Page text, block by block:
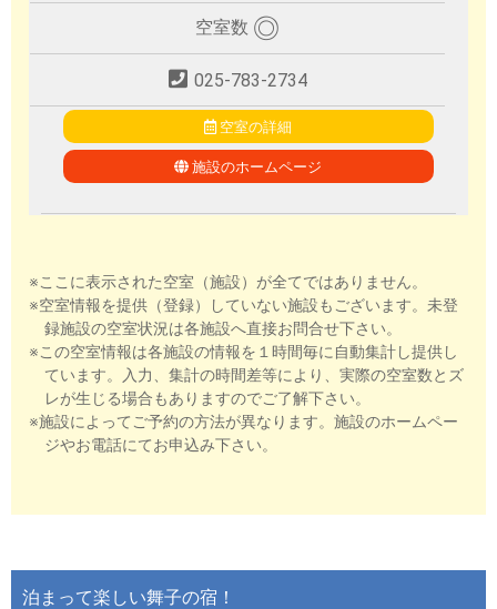
空室数 ◎
025-783-2734
空室の詳細
施設のホームページ
※ここに表示された空室（施設）が全てではありません。
※空室情報を提供（登録）していない施設もございます。未登
録施設の空室状況は各施設へ直接お問合せ下さい。
※この空室情報は各施設の情報を１時間毎に自動集計し提供し
ています。入力、集計の時間差等により、実際の空室数とズ
レが生じる場合もありますのでご了解下さい。
※施設によってご予約の方法が異なります。施設のホームペー
ジやお電話にてお申込み下さい。
泊まって楽しい舞子の宿！